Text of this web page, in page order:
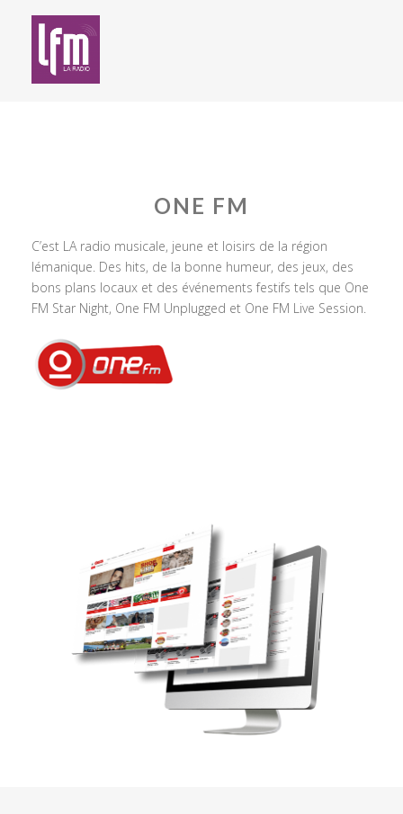
ONE FM
C’est LA radio musicale, jeune et loisirs de la région
lémanique. Des hits, de la bonne humeur, des jeux, des
bons plans locaux et des événements festifs tels que One
FM Star Night, One FM Unplugged et One FM Live Session.